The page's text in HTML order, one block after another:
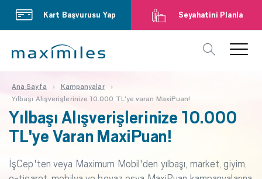
Kart Başvurusu Yap Seyahatini Planla
Ana Sayfa
Kampanyalar
Yılbaşı Alışverişlerinize 10.000 TL'ye varan MaxiPuan!
Yılbaşı Alışverişlerinize 10.000
TL'ye Varan MaxiPuan!
İşCep'ten veya Maximum Mobil'den yılbaşı, market, giyim,